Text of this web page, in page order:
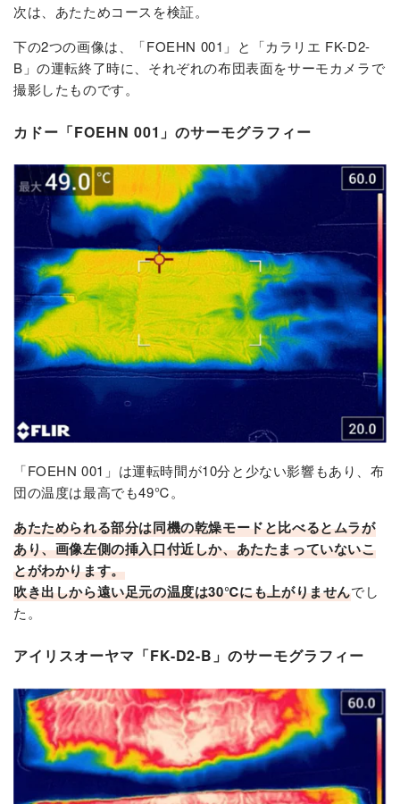
次は、あたためコースを検証。
下の2つの画像は、「FOEHN 001」と「カラリエ FK-D2-
B」の運転終了時に、それぞれの布団表面をサーモカメラで
撮影したものです。
カドー「FOEHN 001」のサーモグラフィー
「FOEHN 001」は運転時間が10分と少ない影響もあり、布
団の温度は最高でも49℃。
あたためられる部分は同機の乾燥モードと比べるとムラが
あり、画像左側の挿入口付近しか、あたたまっていないこ
とがわかります。
吹き出しから遠い足元の温度は30℃にも上がりませんでし
た。
アイリスオーヤマ「FK-D2-B」のサーモグラフィー